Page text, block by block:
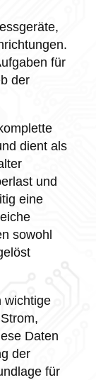
für
der
dient als
und
eine
sowohl
wichtige
Daten
der
für